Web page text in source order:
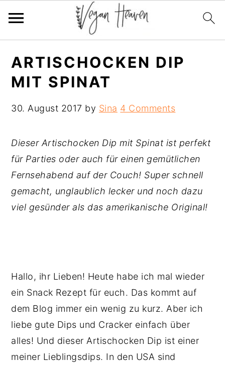
primary
main
primary
ARTISCHOCKEN DIP
MIT SPINAT
30. August 2017 by Sina 4 Comments
Dieser Artischocken Dip mit Spinat ist perfekt
für Parties oder auch für einen gemütlichen
Fernsehabend auf der Couch! Super schnell
gemacht, unglaublich lecker und noch dazu
viel gesünder als das amerikanische Original!
Hallo, ihr Lieben! Heute habe ich mal wieder
ein Snack Rezept für euch. Das kommt auf
dem Blog immer ein wenig zu kurz. Aber ich
liebe gute Dips und Cracker einfach über
alles! Und dieser Artischocken Dip ist einer
meiner Lieblingsdips. In den USA sind